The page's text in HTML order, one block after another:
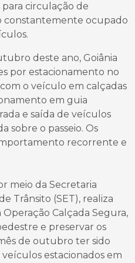
circulação de
constantemente ocupado
deste ano, Goiânia
por estacionamento no
o veículo em calçadas
em guia
e saída de veículos
sobre o passeio. Os
recorrente e
meio da Secretaria
Trânsito (SET), realiza
Calçada Segura,
e preservar os
de outubro ter sido
estacionados em